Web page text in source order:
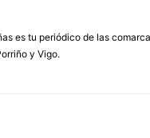
es tu periódico de las
y Vigo.